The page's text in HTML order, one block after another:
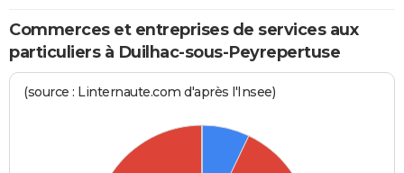
Commerces et entreprises de services aux
particuliers à Duilhac-sous-Peyrepertuse
(source : Linternaute.com d'après l'Insee)